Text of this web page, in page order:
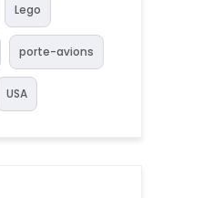
Lego
porte-avions
USA